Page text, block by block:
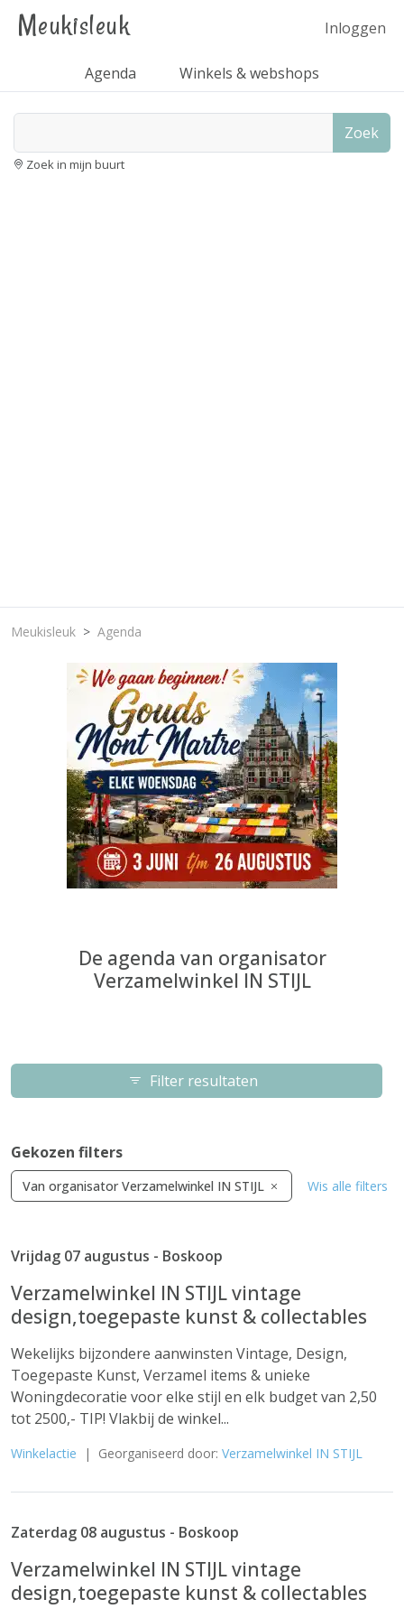
Meukisleuk Inloggen
Agenda Winkels & webshops
Zoek
Zoek in mijn buurt
Meukisleuk Agenda
De agenda van organisator
Verzamelwinkel IN STIJL
Filter resultaten
Gekozen filters
Van organisator Verzamelwinkel IN STIJL Wis alle filters
Vrijdag 07 augustus - Boskoop
Verzamelwinkel IN STIJL vintage
design,toegepaste kunst & collectables
Wekelijks bijzondere aanwinsten Vintage, Design,
Toegepaste Kunst, Verzamel items & unieke
Woningdecoratie voor elke stijl en elk budget van 2,50
tot 2500,- TIP! Vlakbij de winkel...
Winkelactie | Georganiseerd door: Verzamelwinkel IN STIJL
Zaterdag 08 augustus - Boskoop
Verzamelwinkel IN STIJL vintage
design,toegepaste kunst & collectables